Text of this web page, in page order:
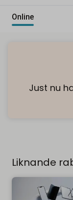
Online
Just nu
Liknande